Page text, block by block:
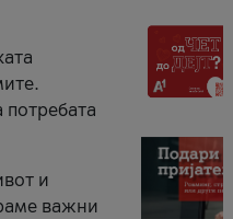
потребата
и
важни